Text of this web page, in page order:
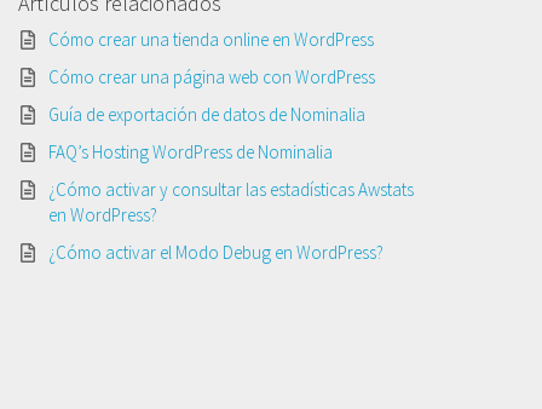
Cómo crear una tienda online en WordPress
Cómo crear una página web con WordPress
Guía de exportación de datos de Nominalia
FAQ’s Hosting WordPress de Nominalia
¿Cómo activar y consultar las estadísticas Awstats
en WordPress?
¿Cómo activar el Modo Debug en WordPress?